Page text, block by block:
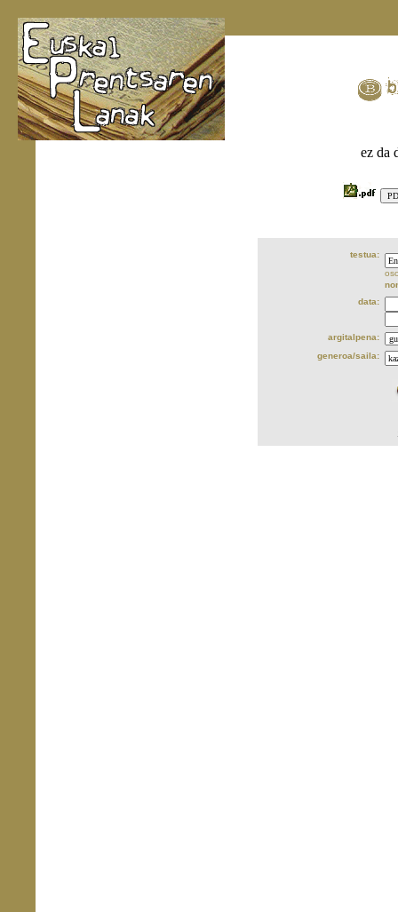
ez da
testua:
data:
argitalpena:
generoa/saila: